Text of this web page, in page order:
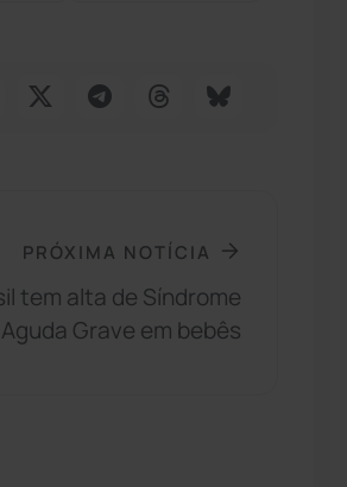
PRÓXIMA NOTÍCIA
tem alta de Síndrome
Grave em bebês